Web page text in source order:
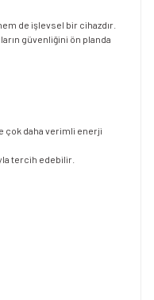
de işlevsel bir cihazdır.
güvenliğini ön planda
çok daha verimli enerji
tercih edebilir.